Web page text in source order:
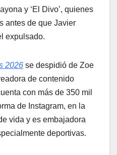
y ‘El Divo’, quienes
antes de que Javier
expulsado.
2026 se despidió de Zoe
de contenido
con más de 350 mil
de Instagram, en la
vida y es embajadora
deportivas.